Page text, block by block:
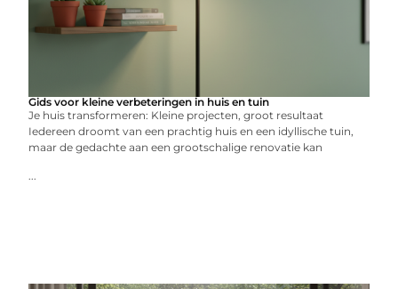
Gids voor kleine verbeteringen in huis en tuin
Je huis transformeren: Kleine projecten, groot resultaat
Iedereen droomt van een prachtig huis en een idyllische tuin,
maar de gedachte aan een grootschalige renovatie kan
...